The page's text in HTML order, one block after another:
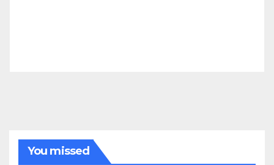
You missed